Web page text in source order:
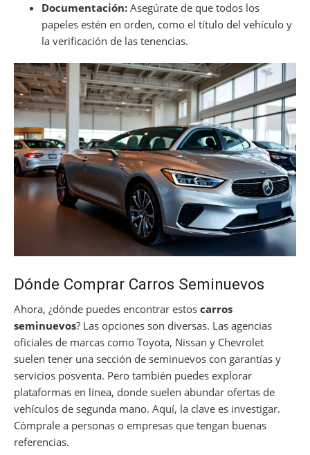
Documentación: Asegúrate de que todos los
papeles estén en orden, como el título del vehículo y
la verificación de las tenencias.
Dónde Comprar Carros Seminuevos
Ahora, ¿dónde puedes encontrar estos carros
seminuevos? Las opciones son diversas. Las agencias
oficiales de marcas como Toyota, Nissan y Chevrolet
suelen tener una sección de seminuevos con garantías y
servicios posventa. Pero también puedes explorar
plataformas en línea, donde suelen abundar ofertas de
vehículos de segunda mano. Aquí, la clave es investigar.
Cómprale a personas o empresas que tengan buenas
referencias.